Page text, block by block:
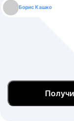
Борис Кашко
Юлия Изоитко
Александр Кулагин
Даниил Макаров
Екатерина Лазаренко